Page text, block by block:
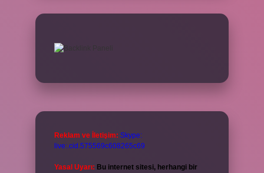
Reklam ve İletişim: Skype:
live:.cid.575569c608265c69
Yasal Uyarı: Bu internet sitesi, herhangi bir